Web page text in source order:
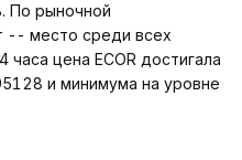
По рыночной
-- место среди всех
цена ECOR достигала
и минимума на уровне